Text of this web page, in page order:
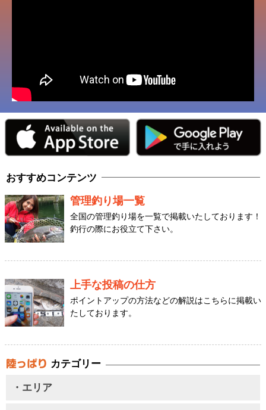
おすすめコンテンツ
管理釣り場一覧
全国の管理釣り場を一覧で掲載いたしております！
釣行の際にお役立て下さい。
上手な投稿の仕方
ポイントアップの方法などの解説はこちらに掲載い
たしております。
カテゴリー
・エリア